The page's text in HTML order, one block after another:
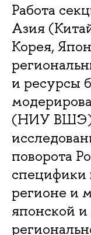
Работа
Азия
Корея,
и ресурсы
(НИУ ВШЭ),
поворота
специфики
регионе и
японской